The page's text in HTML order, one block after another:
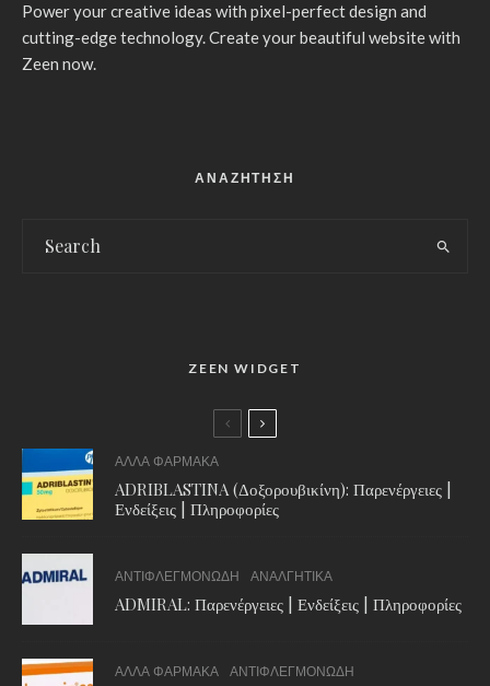
Power your creative ideas with pixel-perfect design and
cutting-edge technology. Create your beautiful website with
Zeen now.
ΑΝΑΖΗΤΗΣΗ
ZEEN WIDGET
ΑΛΛΑ ΦΑΡΜΑΚΑ
ADRIBLASTINA (Δοξορουβικίνη): Παρενέργειες |
Ενδείξεις | Πληροφορίες
ΑΝΤΙΦΛΕΓΜΟΝΩΔΗ ΑΝΑΛΓΗΤΙΚΑ
ADMIRAL: Παρενέργειες | Ενδείξεις | Πληροφορίες
ΑΛΛΑ ΦΑΡΜΑΚΑ ΑΝΤΙΦΛΕΓΜΟΝΩΔΗ